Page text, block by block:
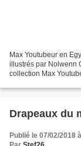
Max Youtubeur en
illustrés par Nolwenn
collection Max
Drapeaux du
Publié le 07/02/2018